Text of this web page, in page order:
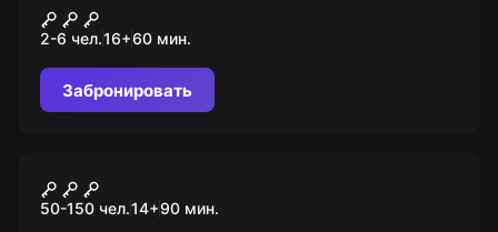
Ночь в музее
2-6 чел.16+60 мин.
Забронировать
Секретная вечеринка
50-150 чел.14+90 мин.